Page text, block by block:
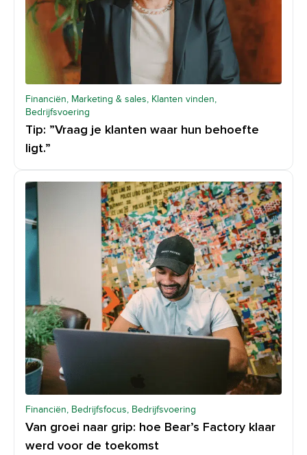
Financiën, Marketing & sales, Klanten vinden,
Bedrijfsvoering
Tip: ”Vraag je klanten waar hun behoefte
ligt.”
Financiën, Bedrijfsfocus, Bedrijfsvoering
Van groei naar grip: hoe Bear’s Factory klaar
werd voor de toekomst